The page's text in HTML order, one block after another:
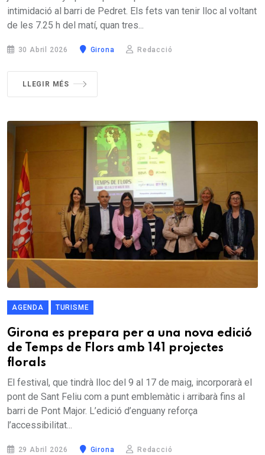
intimidació al barri de Pedret. Els fets van tenir lloc al voltant
de les 7.25 h del matí, quan tres...
30 Abril 2026 Girona Redacció
LLEGIR MÉS
AGENDA TURISME
Girona es prepara per a una nova edició
de Temps de Flors amb 141 projectes
florals
El festival, que tindrà lloc del 9 al 17 de maig, incorporarà el
pont de Sant Feliu com a punt emblemàtic i arribarà fins al
barri de Pont Major. L’edició d’enguany reforça
l’accessibilitat...
29 Abril 2026 Girona Redacció